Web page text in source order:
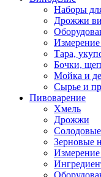
Наборы
Дрожжи
Тара,
Бочки,
Мойка и
Сырье и
Пивоварение
Хмель
Дрожжи
Зерновые